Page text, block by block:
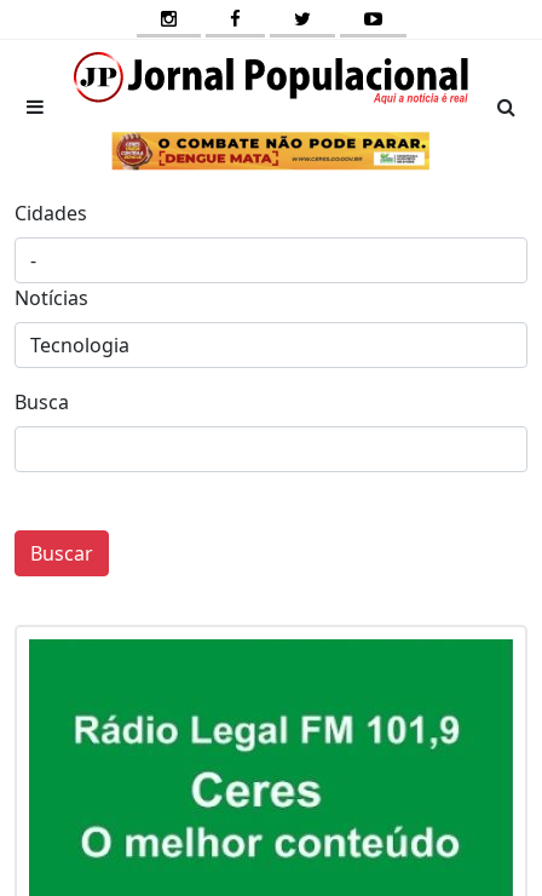
Cidades
Notícias
Busca
Buscar